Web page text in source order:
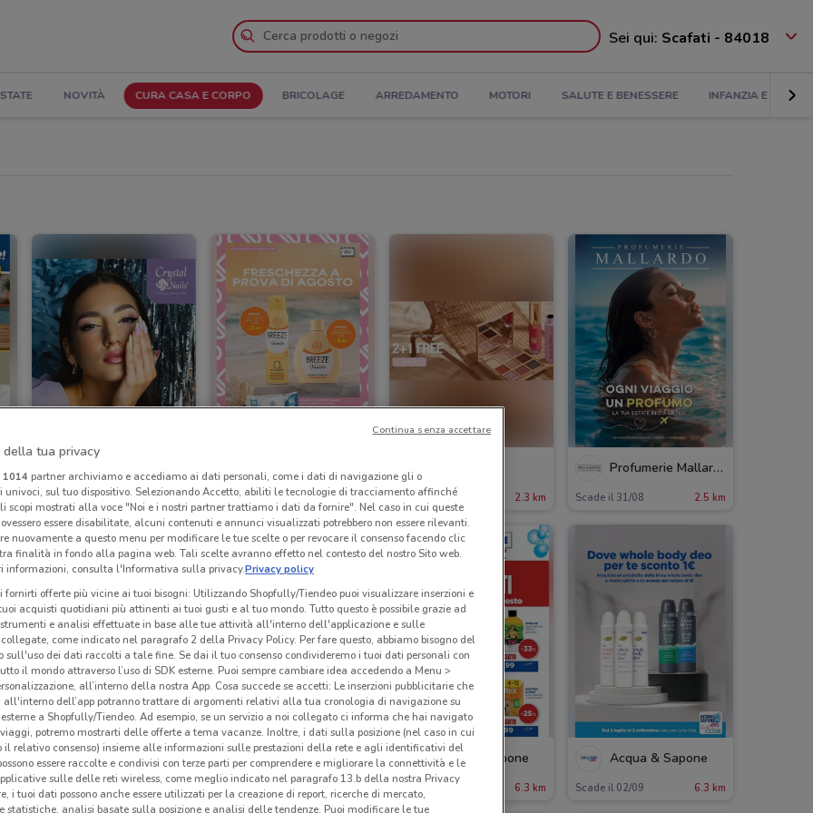
Sei qui: Scafati - 84018
NOVITÀ CURA CASA E CORPO BRICOLAGE ARREDAMENTO MOTORI SALUTE E BENESSERE INFANZIA E GIOCHI
Crystal Nails
Scade il 31/08 389 m
Idea bellezza
Scade il 23/08 2.3 km Scade il 31/08 2.3 km
Profumerie Mallardo
Scade il 31/08 2.5 km
Acqua & Sapone
Scade il 16/08 6.3 km
-3 GIORNI
Acqua & Sapone
Scade mercoledì 6.3 km
Acqua & Sapone
Scade sabato 6.3 km
Acqua & Sapone
Scade il 02/09 6.3 km
della tua privacy
1014partner archiviamo e accediamo ai dati personali, come i dati di navigazione gli o
sul tuo dispositivo. Selezionando Accetto, abiliti le tecnologie di tracciamento affinché
scopi mostrati alla voce "Noi e i nostri partner trattiamo i dati da fornire". Nel caso in cui queste
essere disabilitate, alcuni contenuti e annunci visualizzati potrebbero non essere rilevanti.
nuovamente a questo menu per modificare le tue scelte o per revocare il consenso facendo clic
finalità in fondo alla pagina web. Tali scelte avranno effetto nel contesto del nostro Sito web.
informazioni, consulta l'Informativa sulla privacy.Privacy policy
fornirti offerte più vicine ai tuoi bisogni: Utilizzando Shopfully/Tiendeo puoi visualizzare inserzioni e
acquisti quotidiani più attinenti ai tuoi gusti e al tuo mondo. Tutto questo è possibile grazie ad
e analisi effettuate in base alle tue attività all'interno dell'applicazione e sulle
come indicato nel paragrafo 2 della Privacy Policy. Per fare questo, abbiamo bisogno del
sull'uso dei dati raccolti a tale fine. Se dai il tuo consenso condivideremo i tuoi dati personali con
il mondo attraverso l’uso di SDK esterne. Puoi sempre cambiare idea accedendo a Menu >
all’interno della nostra App. Cosa succede se accetti: Le inserzioni pubblicitarie che
all'interno dell’app potranno trattare di argomenti relativi alla tua cronologia di navigazione su
a Shopfully/Tiendeo. Ad esempio, se un servizio a noi collegato ci informa che hai navigato
potremo mostrarti delle offerte a tema vacanze. Inoltre, i dati sulla posizione (nel caso in cui
il relativo consenso) insieme alle informazioni sulle prestazioni della rete e agli identificativi del
essere raccolte e condivisi con terze parti per comprendere e migliorare la connettività e le
sulle delle reti wireless, come meglio indicato nel paragrafo 13.b della nostra Privacy
i tuoi dati possono anche essere utilizzati per la creazione di report, ricerche di mercato,
statistiche, analisi basate sulla posizione e analisi delle tendenze. Puoi modificare le tue
Continua senza accettare